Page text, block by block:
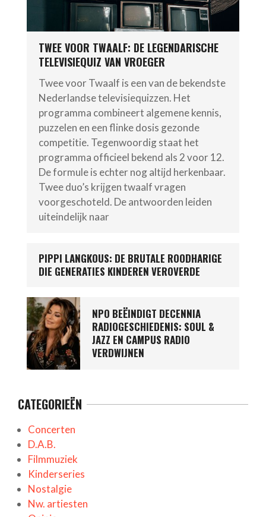
TWEE VOOR TWAALF: DE LEGENDARISCHE
TELEVISIEQUIZ VAN VROEGER
Twee voor Twaalf is een van de bekendste
Nederlandse televisiequizzen. Het
programma combineert algemene kennis,
puzzelen en een flinke dosis gezonde
competitie. Tegenwoordig staat het
programma officieel bekend als 2 voor 12.
De formule is echter nog altijd herkenbaar.
Twee duo’s krijgen twaalf vragen
voorgeschoteld. De antwoorden leiden
uiteindelijk naar
PIPPI LANGKOUS: DE BRUTALE ROODHARIGE
DIE GENERATIES KINDEREN VEROVERDE
NPO BEËINDIGT DECENNIA
RADIOGESCHIEDENIS: SOUL &
JAZZ EN CAMPUS RADIO
VERDWIJNEN
CATEGORIEËN
Concerten
D.A.B.
Filmmuziek
Kinderseries
Nostalgie
Nw. artiesten